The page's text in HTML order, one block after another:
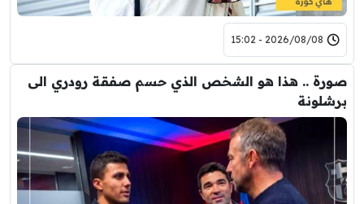
2026/08/08 - 15:02
صورة .. هذا هو الشخص الذي حسم صفقة رودري الى
برشلونة